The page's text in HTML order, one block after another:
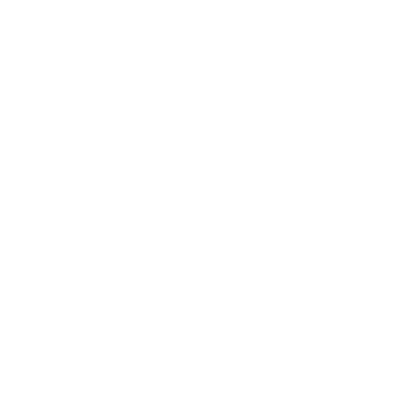
了承ください。
き作成されるも
御機器販売店・
です。
ありません。
です。
ず変更すること
1000ppm以下、
下、フタル酸ジブチ
) : 1000ppm、
貨物等」とい
可)を取得する
これらの製造装
通知します。